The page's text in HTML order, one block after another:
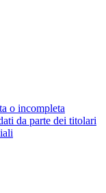
o incompleta
da parte dei titolari